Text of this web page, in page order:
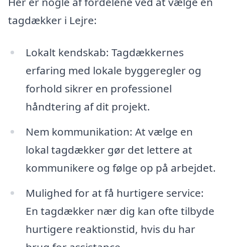
tagdækker i Lejre:
Lokalt kendskab: Tagdækkernes
erfaring med lokale byggeregler og
forhold sikrer en professionel
håndtering af dit projekt.
Nem kommunikation: At vælge en
lokal tagdækker gør det lettere at
kommunikere og følge op på arbejdet.
Mulighed for at få hurtigere service:
En tagdækker nær dig kan ofte tilbyde
hurtigere reaktionstid, hvis du har